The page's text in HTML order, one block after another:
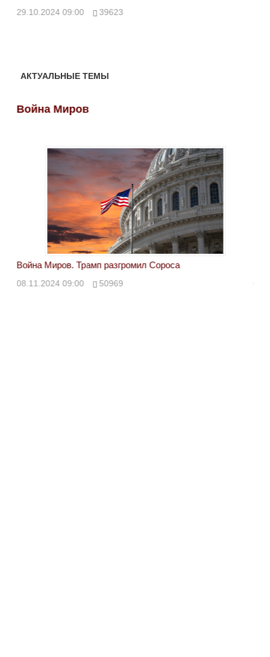
29.10.2024 09:00 39623
АКТУАЛЬНЫЕ ТЕМЫ
Война Миров
Война Миров. Трамп разгромил Сороса
08.11.2024 09:00 50969